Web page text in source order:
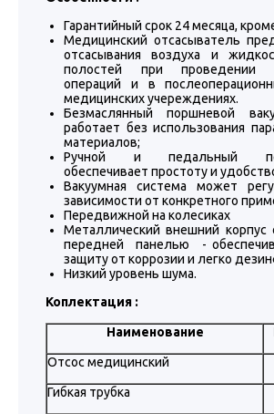
Гарантийный срок 24 месяца,
Медицинский отсасыватель
отсасывания воздуха и
полостей при проведении
операций и в
медицинских учереждениях.
Безмаслянный поршневой
работает без использования
материалов;
Ручной и педальный
обеспечивает простоту и
Вакуумная система может
зависимости от конкретного
Передвижной на колесиках
Металлический внешний корпус
передней панелью -
защиту от коррозии и легко
Низкий уровень шума.
Коплектация :
Наименование
Отсос медицинский
Гибкая трубка